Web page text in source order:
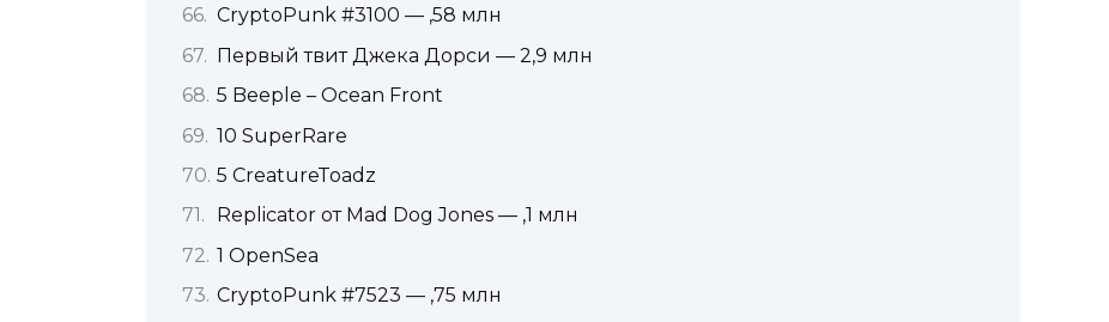
CryptoPunk #3100 — ,58 млн
Первый твит Джека Дорси — 2,9 млн
5 Beeple – Ocean Front
10 SuperRare
5 CreatureToadz
Replicator от Mad Dog Jones — ,1 млн
1 OpenSea
CryptoPunk #7523 — ,75 млн